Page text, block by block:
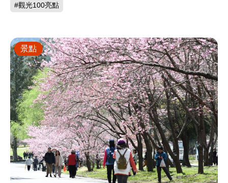
#觀光100亮點
景點